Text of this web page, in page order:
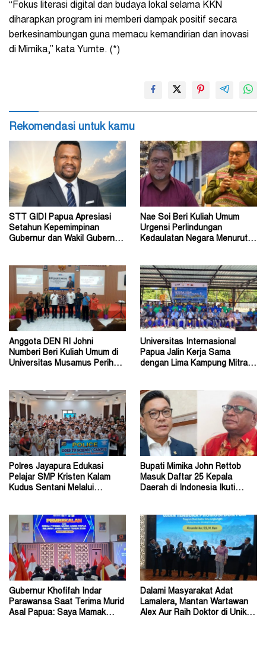
“Fokus literasi digital dan budaya lokal selama KKN
diharapkan program ini memberi dampak positif secara
berkesinambungan guna memacu kemandirian dan inovasi
di Mimika,” kata Yumte. (*)
Rekomendasi untuk kamu
STT GIDI Papua Apresiasi
Setahun Kepemimpinan
Gubernur dan Wakil Gubernur
Nae Soi Beri Kuliah Umum
Urgensi Perlindungan
Kedaulatan Negara Menurut
Anggota DEN RI Johni
Numberi Beri Kuliah Umum di
Universitas Musamus Perihal
Universitas Internasional
Papua Jalin Kerja Sama
dengan Lima Kampung Mitra di
Polres Jayapura Edukasi
Pelajar SMP Kristen Kalam
Kudus Sentani Melalui
Bupati Mimika John Rettob
Masuk Daftar 25 Kepala
Daerah di Indonesia Ikuti
Gubernur Khofifah Indar
Parawansa Saat Terima Murid
Asal Papua: Saya Mamak
Dalami Masyarakat Adat
Lamalera, Mantan Wartawan
Alex Aur Raih Doktor di Unika